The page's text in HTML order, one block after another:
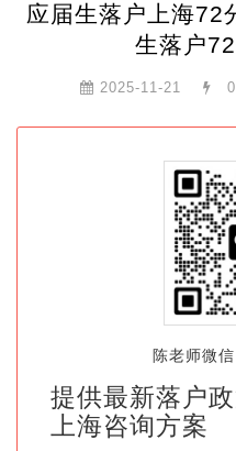
应届生落户上海72
生落户72
2025-11-21 0
陈老师微
提供最新落户
上海咨询方案